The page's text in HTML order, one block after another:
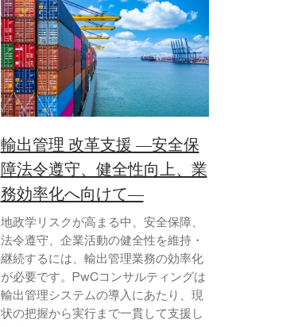
輸出管理 改革支援 ―安全保
障法令遵守、健全性向上、業
務効率化へ向けて―
地政学リスクが高まる中、安全保障、
法令遵守、企業活動の健全性を維持・
継続するには、輸出管理業務の効率化
が必要です。PwCコンサルティングは
輸出管理システムの導入にあたり、現
状の把握から実行まで一貫して支援し